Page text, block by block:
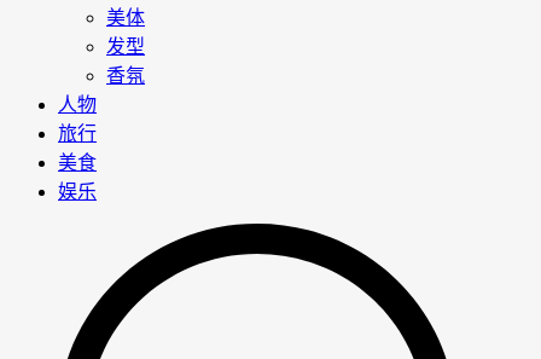
美体
发型
香氛
人物
旅行
美食
娱乐